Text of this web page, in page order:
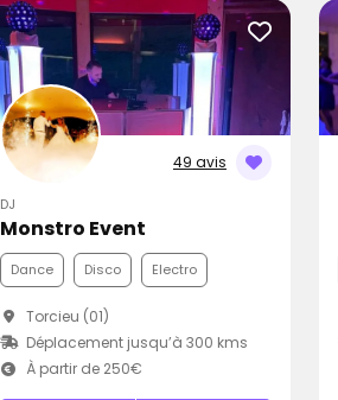
49 avis
DJ
Monstro Event
Dance Disco Electro
Torcieu (01)
Déplacement jusqu’à 300 kms
À partir de 250€